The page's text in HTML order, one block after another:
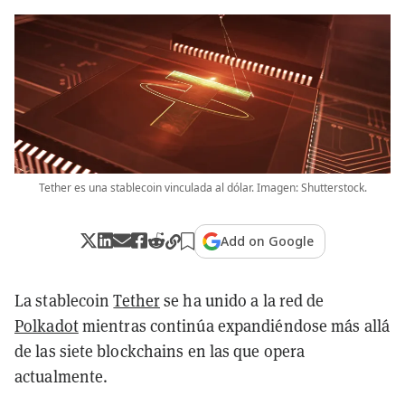
Tether es una stablecoin vinculada al dólar. Imagen: Shutterstock.
Add on Google
La stablecoinTetherse ha unido a la red de
Polkadotmientras continúa expandiéndose más allá
de las siete blockchains en las que opera
actualmente.